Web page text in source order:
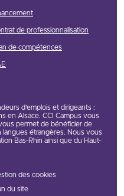
de professionnalisation
de compétences
d’emplois et dirigeants :
en Alsace. CCI Campus vous
permet de bénéficier de
étrangères. Nous vous
Bas-Rhin ainsi que du Haut-
des cookies
du site